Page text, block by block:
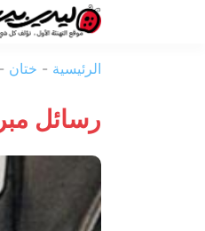
بيرد
الرئيسية - ختان -
رسائل